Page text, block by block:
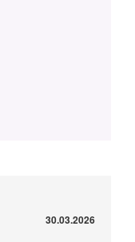
30.03.2026